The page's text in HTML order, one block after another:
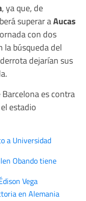
, ya que, de
superar aAucas
con dos
la búsqueda del
dejarían sus
es contra
estadio
a Universidad
Obando tiene
Vega
en Alemania